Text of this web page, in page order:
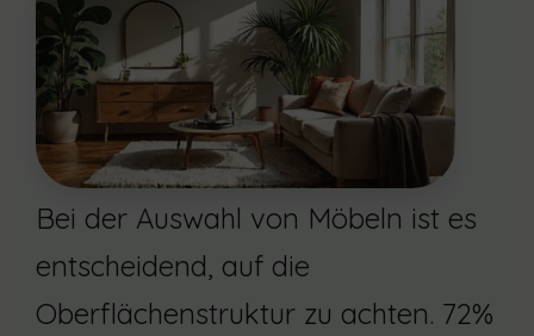
Bei der Auswahl von Möbeln ist es
entscheidend, auf die
Oberflächenstruktur zu achten. 72%